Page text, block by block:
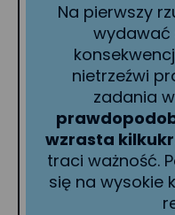
Na pierwszy
wydawać
nietrzeźwi
zadania
wzrasta
traci ważność.
się na wysokie